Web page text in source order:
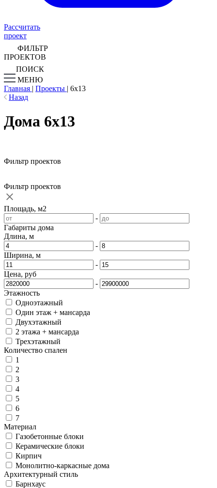
Рассчитать
проект
ФИЛЬТР
ПРОЕКТОВ
ПОИСК
МЕНЮ
Главная | Проекты | 6х13
Назад
Дома 6х13
Фильтр проектов
Фильтр проектов
Площадь, м2
-
Габариты дома
Длина, м
-
Ширина, м
-
Цена, руб
-
Этажность
Одноэтажный
Один этаж + мансарда
Двухэтажный
2 этажа + мансарда
Трехэтажный
Количество спален
1
2
3
4
5
6
7
Материал
Газобетонные блоки
Керамические блоки
Кирпич
Монолитно-каркасные дома
Архитектурный стиль
Барнхаус